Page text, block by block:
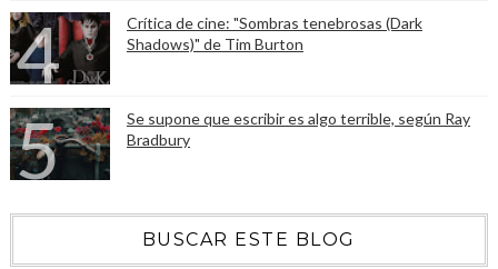
Crítica de cine: "Sombras tenebrosas (Dark
Shadows)" de Tim Burton
Se supone que escribir es algo terrible, según Ray
Bradbury
BUSCAR ESTE BLOG